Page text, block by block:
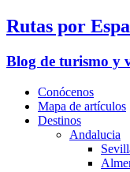
Rutas por
Blog de turismo y
Conócenos
Mapa de artículos
Destinos
Andalucia